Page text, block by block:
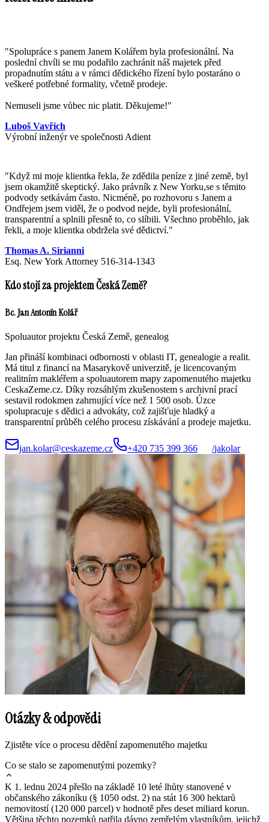
"Spolupráce s panem Janem Kolářem byla profesionální. Na
poslední chvíli se mu podařilo zachránit náš majetek před
propadnutím státu a v rámci dědického řízení bylo postaráno o
veškeré potřebné formality, včetně prodeje.
Nemuseli jsme vůbec nic platit. Děkujeme!"
Luboš Vavřich
Výrobní inženýr ve společnosti Adient
"Když mi moje klientka řekla, že zdědila peníze z jiné země, byl
jsem okamžitě skeptický. Jako právník z New Yorku,se s těmito
podvody setkávám často. Nicméně, po rozhovoru s Janem a
Ondřejem jsem viděl, že o podvod nejde, byli profesionální,
transparentní a splnili přesně to, co slíbili. Všechno proběhlo, jak
řekli, a moje klientka obdržela své dědictví."
Thomas A. Sirianni
Esq. New York Attorney 516-314-1343
Kdo stojí za projektem Česká Země?
Bc. Jan Antonín Kolář
Spoluautor projektu Česká Země, genealog
Jan přináší kombinaci odbornosti v oblasti IT, genealogie a realit.
Má titul z financí na Masarykově univerzitě, je licencovaným
realitním makléřem a spoluautorem mapy zapomenutého majetku
CeskaZeme.cz. Díky rozsáhlým zkušenostem s archivní prací
sestavil rodokmen zahrnující více než 1 500 osob. Úzce
spolupracuje s dědici a advokáty, což zajišťuje hladký a
transparentní průběh celého procesu získávání a prodeje majetku.
jan.kolar@ceskazeme.cz +420 735 399 366 /jakolar
Otázky & odpovědi
Zjistěte více o procesu dědění zapomenutého majetku
Co se stalo se zapomenutými pozemky?
K 1. lednu 2024 přešlo na základě 10 leté lhůty stanovené v
občanského zákoníku (§ 1050 odst. 2) na stát 16 300 hektarů
nemovitostí (120 000 parcel) v hodnotě přes deset miliard korun.
Většina těchto pozemků patřila dávno zemřelým vlastníkům, jejichž